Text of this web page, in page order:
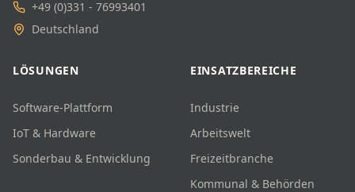
+49 (0)331 - 76993401
Deutschland
LÖSUNGEN
Software-Plattform
IoT & Hardware
Sonderbau & Entwicklung
EINSATZBEREICHE
Industrie
Arbeitswelt
Freizeitbranche
Kommunal & Behörden